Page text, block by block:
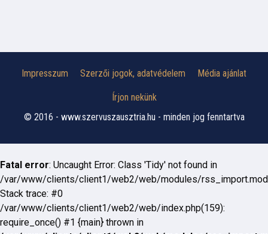
Impresszum Szerzői jogok, adatvédelem Média ajánlat
Írjon nekünk
© 2016 - www.szervuszausztria.hu - minden jog fenntartva
Fatal error: Uncaught Error: Class 'Tidy' not found in
/var/www/clients/client1/web2/web/modules/
Stack trace: #0
/var/www/clients/client1/web2/web/index.php(159):
require_once() #1 {main} thrown in